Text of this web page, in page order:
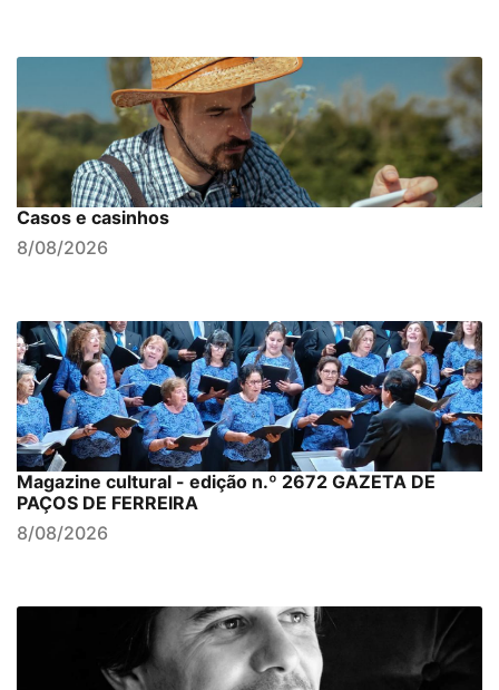
Casos e casinhos
8/08/2026
Magazine cultural - edição n.º 2672 GAZETA DE
PAÇOS DE FERREIRA
8/08/2026